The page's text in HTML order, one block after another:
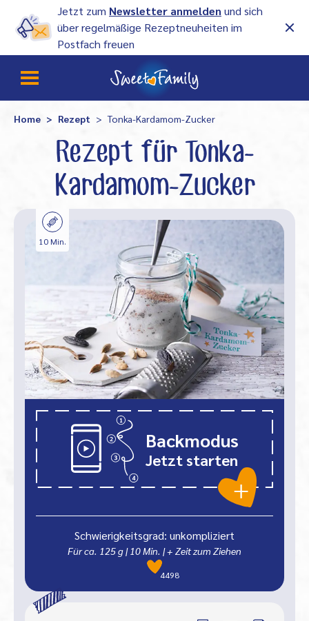
Jetzt zum Newsletter anmelden und sich
über regelmäßige Rezeptneuheiten im
Postfach freuen
Home Rezept Tonka-Kardamom-Zucker
Rezept für Tonka-
Kardamom-Zucker
Backmodus
Jetzt starten
10 Min.
Schwierigkeitsgrad: unkompliziert
Für ca. 125 g | 10 Min. | + Zeit zum Ziehen
4498